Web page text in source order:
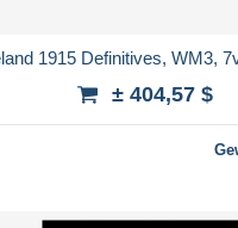
1915 Definitives, WM3,
± 404,57 $